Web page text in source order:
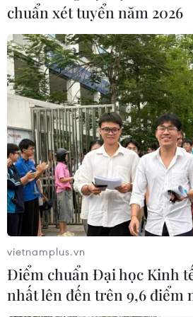
Trung Quốc vận hành giàn
gió nổi đầu tiên chịu được bão
06/08/2026 11:20
Cao điểm "100 ngày chuyển đổi
Chuyển động từ cơ sở
06/08/2026 09:48
Israel và Việt Nam hợp tác trong
ngành bán dẫn và công nghệ cao
06/08/2026 09:40
chuẩn xét tuyển năm 2026
vietnamplus.vn
Điểm chuẩn Đại học Kinh
nhất lên đến trên 9,6 điểm